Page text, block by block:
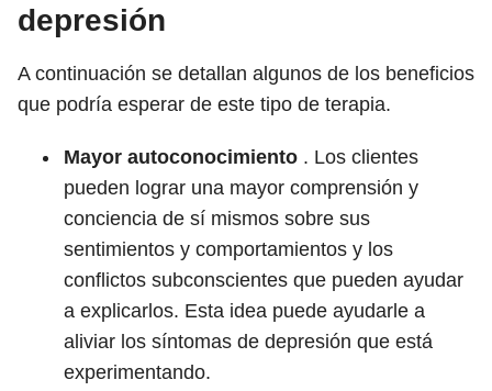
depresión
A continuación se detallan algunos de los beneficios
que podría esperar de este tipo de terapia.
Mayor autoconocimiento . Los clientes
pueden lograr una mayor comprensión y
conciencia de sí mismos sobre sus
sentimientos y comportamientos y los
conflictos subconscientes que pueden ayudar
a explicarlos. Esta idea puede ayudarle a
aliviar los síntomas de depresión que está
experimentando.